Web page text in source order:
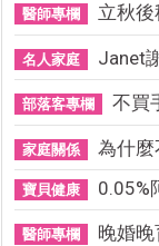
醫師專欄 立秋
名人家庭 Janet謝
部落客專欄 不買
家庭關係 為什麼
寶貝健康 0.05%
醫師專欄 晚婚